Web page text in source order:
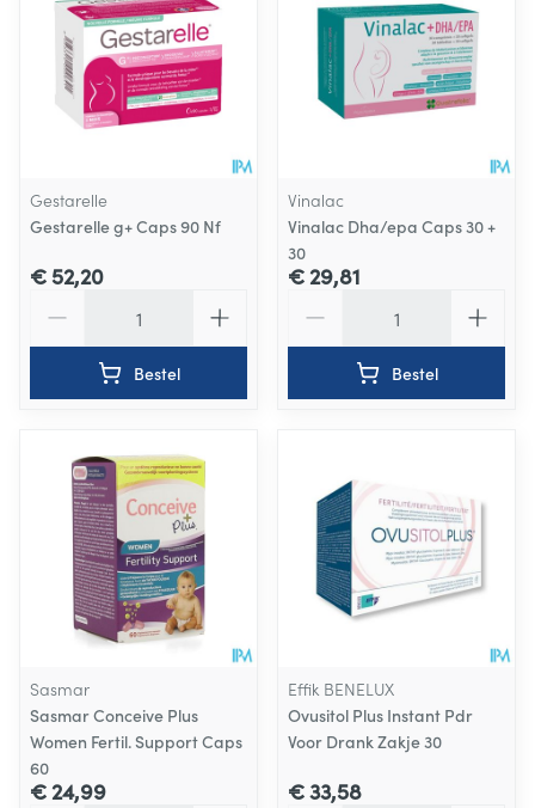
Gestarelle
Gestarelle g+ Caps 90 Nf
€ 52,20
Bestel
Vinalac
Vinalac Dha/epa Caps 30 +
30
€ 29,81
Bestel
Sasmar
Sasmar Conceive Plus
Women Fertil. Support Caps
60
€ 24,99
Effik BENELUX
Ovusitol Plus Instant Pdr
Voor Drank Zakje 30
€ 33,58